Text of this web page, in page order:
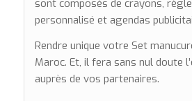
sont composés de crayons,
personnalisé et agendas
Rendre unique votre Set
Maroc. Et, il fera sans nul doute
auprès de vos partenaires.